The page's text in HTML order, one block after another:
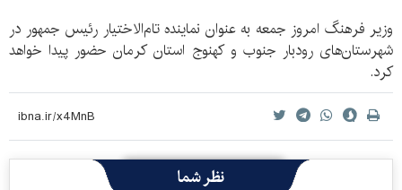
وزیر فرهنگ امروز جمعه به عنوان نماینده تام‌الاختیار رئیس جمهور در
شهرستان‌های رودبار جنوب و کهنوج استان کرمان حضور پیدا خواهد
کرد.
نظر شما